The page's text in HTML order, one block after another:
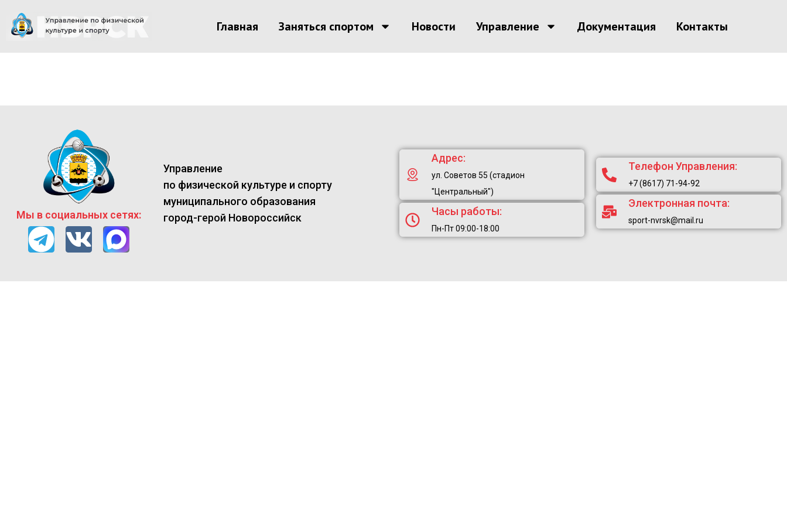
Главная Заняться спортом Новости Управление Документация Контакты
Мы в социальных сетях:
Управление
по физической культуре и спорту
муниципального образования
город-герой Новороссийск
Адрес:
ул. Советов 55 (стадион
"Центральный")
Часы работы:
Пн-Пт 09:00-18:00
Телефон Управления:
+7 (8617) 71-94-92
Электронная почта:
sport-nvrsk@mail.ru